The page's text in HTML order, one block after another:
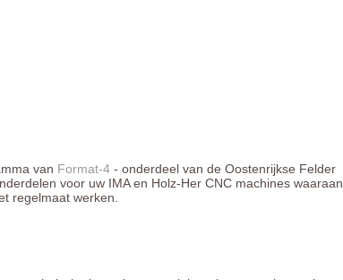
van Format-4 - onderdeel van de Oostenrijkse Felder
voor uw IMA en Holz-Her CNC machines waaraan
regelmaat werken.